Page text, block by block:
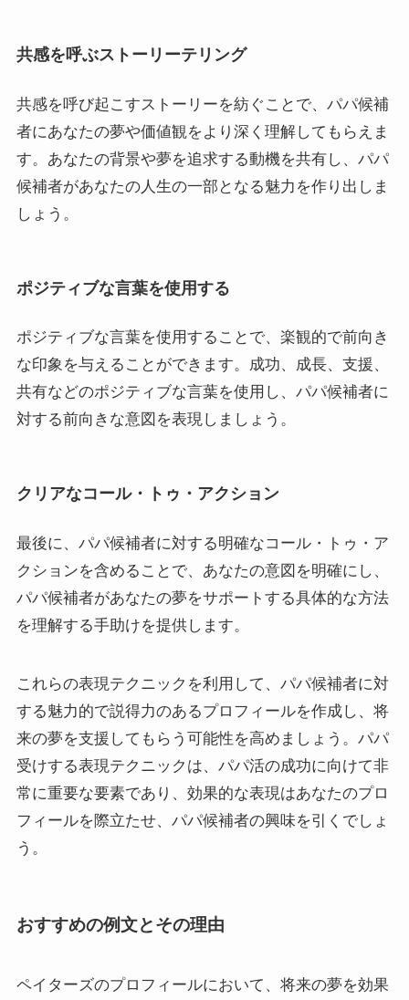
共感を呼ぶストーリーテリング
共感を呼び起こすストーリーを紡ぐことで、パパ候補
者にあなたの夢や価値観をより深く理解してもらえま
す。あなたの背景や夢を追求する動機を共有し、パパ
候補者があなたの人生の一部となる魅力を作り出しま
しょう。
ポジティブな言葉を使用する
ポジティブな言葉を使用することで、楽観的で前向き
な印象を与えることができます。成功、成長、支援、
共有などのポジティブな言葉を使用し、パパ候補者に
対する前向きな意図を表現しましょう。
クリアなコール・トゥ・アクション
最後に、パパ候補者に対する明確なコール・トゥ・ア
クションを含めることで、あなたの意図を明確にし、
パパ候補者があなたの夢をサポートする具体的な方法
を理解する手助けを提供します。
これらの表現テクニックを利用して、パパ候補者に対
する魅力的で説得力のあるプロフィールを作成し、将
来の夢を支援してもらう可能性を高めましょう。パパ
受けする表現テクニックは、パパ活の成功に向けて非
常に重要な要素であり、効果的な表現はあなたのプロ
フィールを際立たせ、パパ候補者の興味を引くでしょ
う。
おすすめの例文とその理由
ペイターズのプロフィールにおいて、将来の夢を効果